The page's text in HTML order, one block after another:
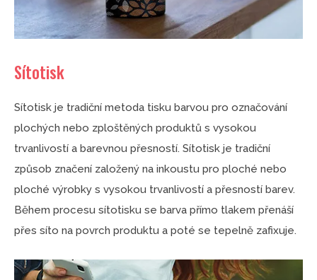
Sítotisk
Sítotisk je tradiční metoda tisku barvou pro označování
plochých nebo zploštěných produktů s vysokou
trvanlivostí a barevnou přesností. Sítotisk je tradiční
způsob značení založený na inkoustu pro ploché nebo
ploché výrobky s vysokou trvanlivostí a přesností barev.
Během procesu sítotisku se barva přímo tlakem přenáší
přes síto na povrch produktu a poté se tepelně zafixuje.